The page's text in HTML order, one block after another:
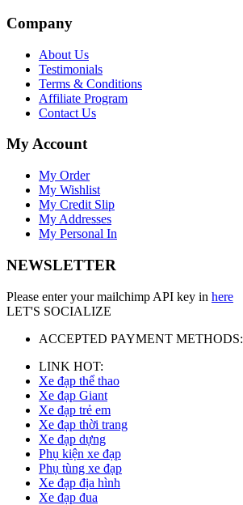
Company
About Us
Testimonials
Terms & Conditions
Affiliate Program
Contact Us
My Account
My Order
My Wishlist
My Credit Slip
My Addresses
My Personal In
NEWSLETTER
Please enter your mailchimp API key in here
LET'S SOCIALIZE
ACCEPTED PAYMENT METHODS:
LINK HOT:
Xe đạp thể thao
Xe đạp Giant
Xe đạp trẻ em
Xe đạp thời trang
Xe đạp dựng
Phụ kiện xe đạp
Phụ tùng xe đạp
Xe đạp địa hình
Xe đạp đua